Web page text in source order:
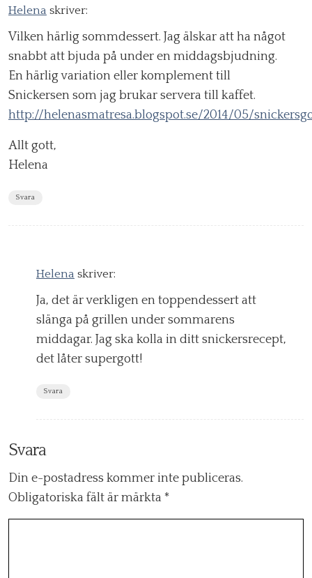
Helena skriver:
Vilken härlig sommdessert. Jag älskar att ha något
snabbt att bjuda på under en middagsbjudning.
En härlig variation eller komplement till
Snickersen som jag brukar servera till kaffet.
http://helenasmatresa.blogspot.se/2014/05/
Allt gott,
Helena
Svara
Helena skriver:
Ja, det är verkligen en toppendessert att
slänga på grillen under sommarens
middagar. Jag ska kolla in ditt snickersrecept,
det låter supergott!
Svara
Svara
Din e-postadress kommer inte publiceras.
Obligatoriska fält är märkta *